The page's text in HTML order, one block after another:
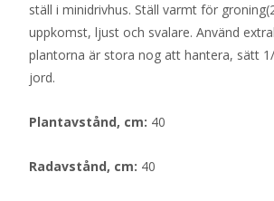
ställ i minidrivhus. Ställ varmt för
uppkomst, ljust och svalare. Använd
plantorna är stora nog att hantera, sätt
jord.
Plantavstånd, cm: 40
Radavstånd, cm: 40